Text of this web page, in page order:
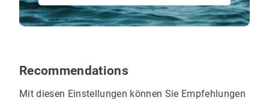
Recommendations
Mit diesen Einstellungen können Sie Empfehlungen